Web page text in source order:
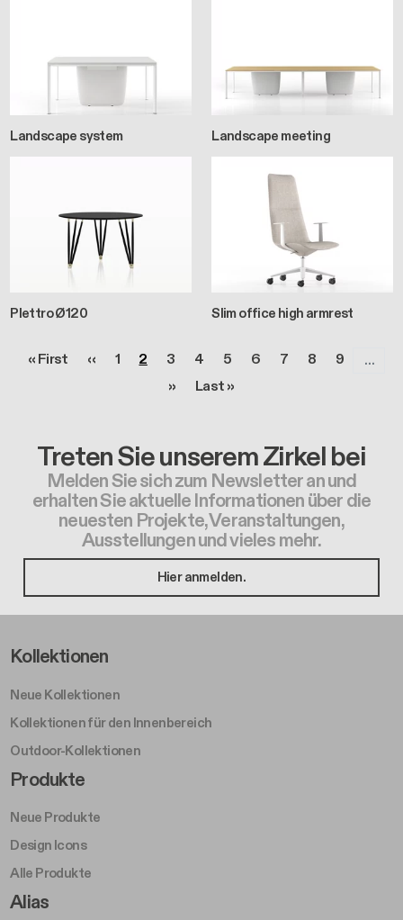
Landscape system Landscape meeting
Plettro Ø120 Slim office high armrest
Erste Seite
« First Vorherige Seite
‹‹ Seite
1 Seite
2 Seite
3 Seite
4 Seite
5 Seite
6 Seite
7 Seite
8 Seite
9 …
Nächste Seite
›› Letzte Seite
Last »
Treten Sie unserem Zirkel bei
Melden Sie sich zum Newsletter an und
erhalten Sie aktuelle Informationen über die
neuesten Projekte, Veranstaltungen,
Ausstellungen und vieles mehr.
Hier anmelden.
Footer Left Middle A
Kollektionen
Neue Kollektionen
Kollektionen für den Innenbereich
Outdoor-Kollektionen
Footer Right Middle A
Produkte
Neue Produkte
Design Icons
Alle Produkte
Footer Right A
Alias